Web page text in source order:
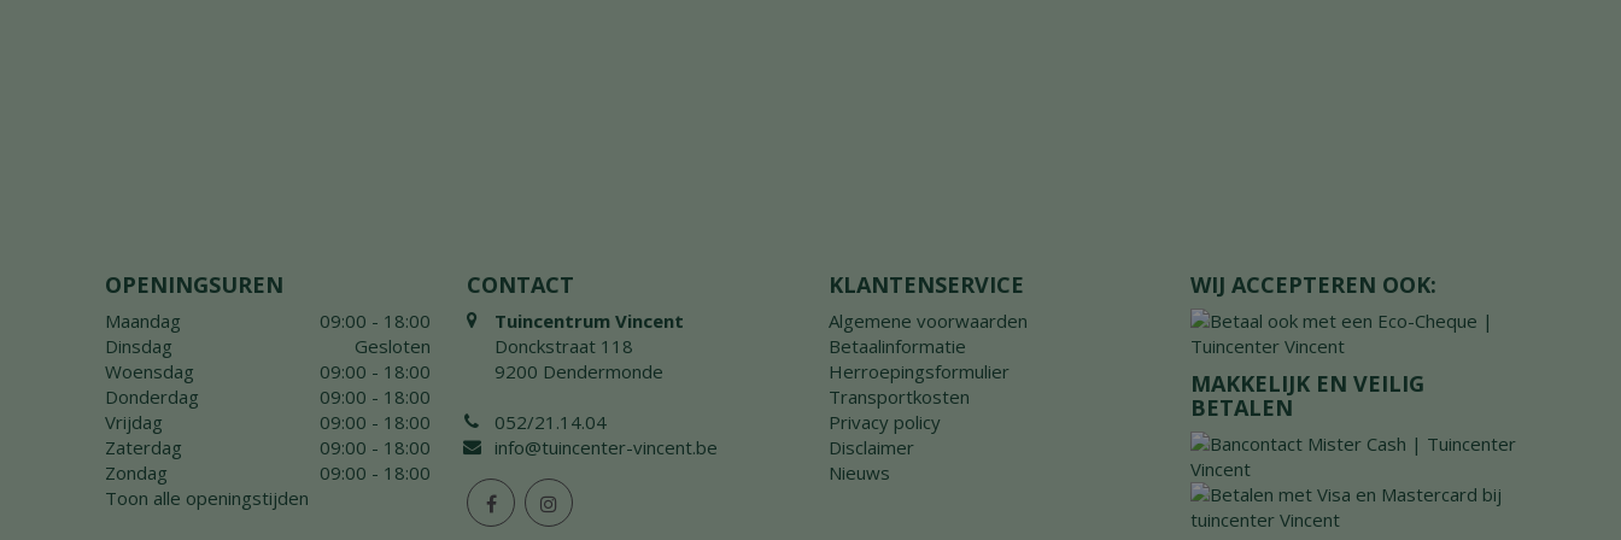
OPENINGSUREN
Maandag
09:00 - 18:00
Dinsdag
Gesloten
Woensdag
09:00 - 18:00
Donderdag
09:00 - 18:00
Vrijdag
09:00 - 18:00
Zaterdag
09:00 - 18:00
Zondag
09:00 - 18:00
Toon alle openingstijden
CONTACT
Tuincentrum Vincent
Donckstraat 118
9200 Dendermonde
052/21.14.04
info@tuincenter-vincent.be
KLANTENSERVICE
Algemene voorwaarden
Betaalinformatie
Herroepingsformulier
Transportkosten
Privacy policy
Disclaimer
Nieuws
WIJ ACCEPTEREN OOK:
MAKKELIJK EN VEILIG
BETALEN